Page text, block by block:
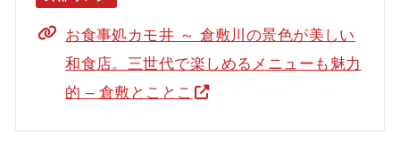
お食事処カモ井 ～ 倉敷川の景色が美しい
和食店。三世代で楽しめるメニューも魅力
的 – 倉敷とことこ